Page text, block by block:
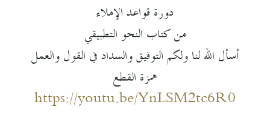
دورة قواعد الإملاء
من كتاب النحو التطبيقي
أسأل الله لنا ولكم التوفيق والسداد في القول والعمل
همزة القطع
https://youtu.be/YnLSM2tc6R0